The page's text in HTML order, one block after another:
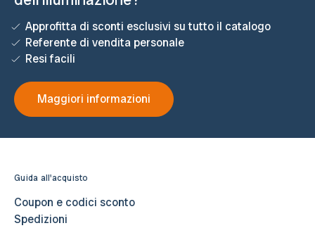
Approfitta di sconti esclusivi su tutto il catalogo
Referente di vendita personale
Resi facili
Maggiori informazioni
Guida all'acquisto
Coupon e codici sconto
Spedizioni